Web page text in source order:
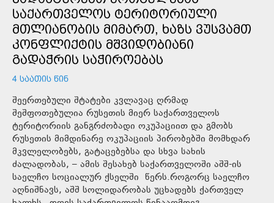
ᲡᲐᲥᲐᲠᲗᲕᲔᲚᲝᲡ ᲢᲔᲠᲘᲢᲝᲠᲘᲣᲚᲘ
ᲛᲗᲚᲘᲐᲜᲝᲑᲘᲡ ᲛᲘᲛᲐᲠᲗ, ᲮᲐᲖᲡ ᲕᲣᲡᲕᲐᲛᲗ
ᲙᲝᲜᲤᲚᲘᲥᲢᲘᲡ ᲛᲨᲕᲘᲓᲝᲑᲘᲐᲜᲘ
ᲒᲐᲓᲐᲭᲠᲘᲡ ᲡᲐᲭᲘᲠᲝᲔᲑᲐᲡ
4 ᲡᲐᲐᲗᲘᲡ ᲬᲘᲜ
შეერთებული შტატები კვლავაც ღრმად
შეშფოთებულია რუსეთის მიერ საქართველოს
ტერიტორიის განგრძობადი ოკუპაციით და გმობს
რუსეთის მიმდინარე ოკუპაციის პირობებში მომხდარ
მკვლელობებს, გატაცებებსა და სხვა სახის
ძალადობას, – ამის შესახებ საქართველოში აშშ-ის
საელჩო სოციალურ ქსელში წერს.როგორც საელჩო
აღნიშნავს, აშშ სოლიდარობას უცხადებს ქართველ